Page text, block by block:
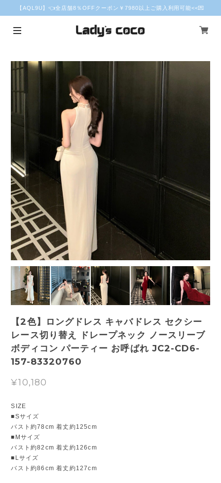
【AQL9U】👈全店舗8％OFFクーポン￥7980以上ご購入利用可能<<💌
【2色】ロングドレス キャバドレス セクシー
レース切り替え ドレープネック ノースリーブ
ボディコン パーティー お呼ばれ JC2-CD6-
157-83320760
¥10,180
SIZE
■Sサイズ
バスト約78cm 着丈約125cm
■Mサイズ
バスト約82cm 着丈約126cm
■Lサイズ
バスト約86cm 着丈約127cm